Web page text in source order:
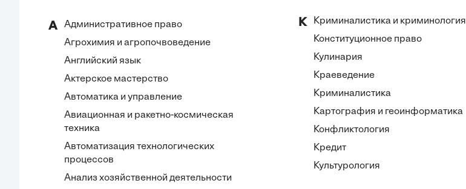
А
Административное право
Агрохимия и агропочвоведение
Английский язык
Актерское мастерство
Автоматика и управление
Авиационная и ракетно-космическая
техника
Автоматизация технологических
процессов
Анализ хозяйственной деятельности
К
Криминалистика и криминология
Конституционное право
Кулинария
Краеведение
Криминалистика
Картография и геоинформатика
Конфликтология
Кредит
Культурология